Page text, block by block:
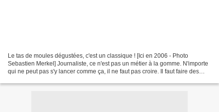
Le tas de moules dégustées, c'est un classique ! [Ici en 2006 - Photo
Sebastien Merkel] Journaliste, ce n'est pas un métier à la gomme. N'importe
qui ne peut pas s'y lancer comme ça, il ne faut pas croire. Il faut faire des